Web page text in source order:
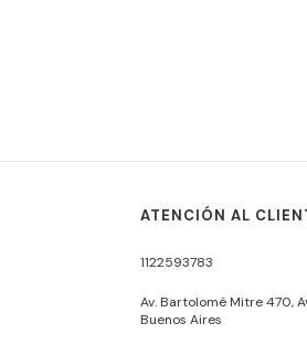
ATENCIÓN AL
1122593783
Av. Bartolomé Mitre 470,
Buenos Aires